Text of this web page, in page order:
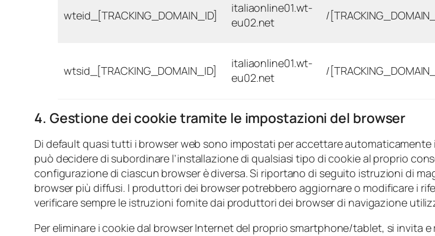
wteid_[TRACKING_DOMAIN_ID]
italiaonline01.wt-
eu02.net
/
wtsid_[TRACKING_DOMAIN_ID]
italiaonline01.wt-
eu02.net
/
4. Gestione dei cookie tramite le impostazioni del browser
Di default quasi tutti i browser web sono impostati per accettare
può decidere di subordinare l’installazione di qualsiasi tipo di cookie al proprio
configurazione di ciascun browser è diversa. Si riportano di seguito istruzioni di
browser più diffusi. I produttori dei browser potrebbero aggiornare o modificare i
verificare sempre le istruzioni fornite dai produttori dei browser di navigazione
Per eliminare i cookie dal browser Internet del proprio smartphone/tablet, si invita